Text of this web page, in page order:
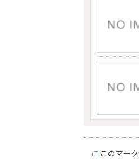
このマー